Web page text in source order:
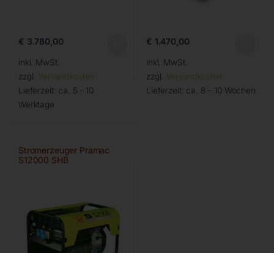
€ 3.780,00
inkl. MwSt.
zzgl. Versandkosten
Lieferzeit: ca. 5 - 10
Werktage
€ 1.470,00
inkl. MwSt.
zzgl. Versandkosten
Lieferzeit: ca. 8 – 10 Wochen
Stromerzeuger Pramac
S12000 SHB